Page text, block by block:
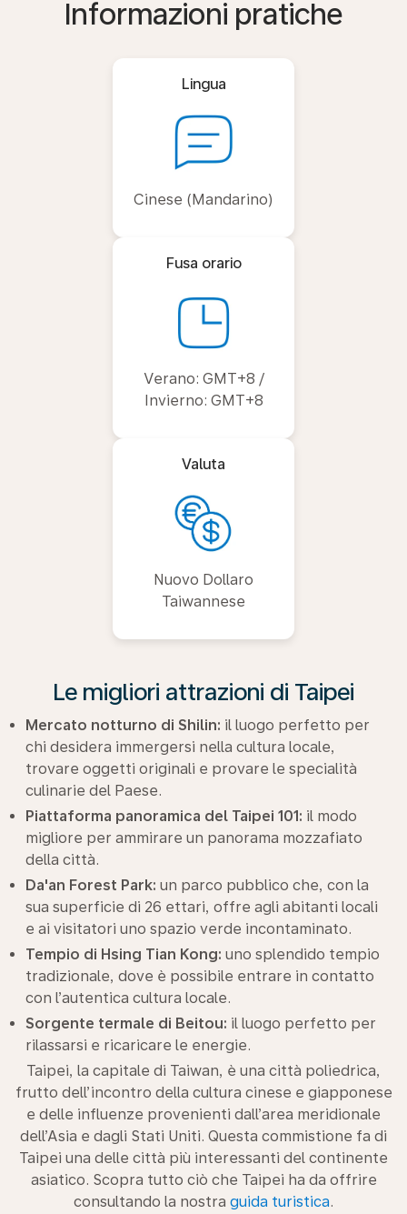
Informazioni pratiche
Lingua
Cinese (Mandarino)
Fusa orario
Verano: GMT+8 /
Invierno: GMT+8
Valuta
Nuovo Dollaro
Taiwannese
Le migliori attrazioni di Taipei
Mercato notturno di Shilin: il luogo perfetto per
chi desidera immergersi nella cultura locale,
trovare oggetti originali e provare le specialità
culinarie del Paese.
Piattaforma panoramica del Taipei 101: il modo
migliore per ammirare un panorama mozzafiato
della città.
Da'an Forest Park: un parco pubblico che, con la
sua superficie di 26 ettari, offre agli abitanti locali
e ai visitatori uno spazio verde incontaminato.
Tempio di Hsing Tian Kong: uno splendido tempio
tradizionale, dove è possibile entrare in contatto
con l’autentica cultura locale.
Sorgente termale di Beitou: il luogo perfetto per
rilassarsi e ricaricare le energie.
Taipei, la capitale di Taiwan, è una città poliedrica,
frutto dell’incontro della cultura cinese e giapponese
e delle influenze provenienti dall’area meridionale
dell’Asia e dagli Stati Uniti. Questa commistione fa di
Taipei una delle città più interessanti del continente
asiatico. Scopra tutto ciò che Taipei ha da offrire
consultando la nostra guida turistica.